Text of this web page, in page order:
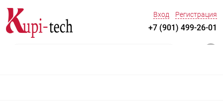
Вход Регистрация
+7 (901) 499-26-01